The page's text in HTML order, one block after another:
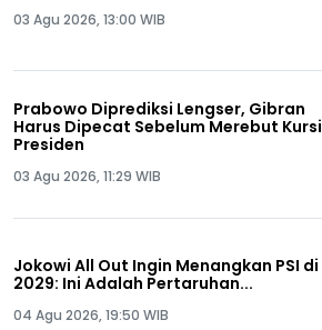
03 Agu 2026, 13:00 WIB
Prabowo Diprediksi Lengser, Gibran
Harus Dipecat Sebelum Merebut Kursi
Presiden
03 Agu 2026, 11:29 WIB
Jokowi All Out Ingin Menangkan PSI di
2029: Ini Adalah Pertaruhan...
04 Agu 2026, 19:50 WIB